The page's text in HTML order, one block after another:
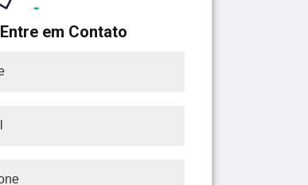
Entre em Contato